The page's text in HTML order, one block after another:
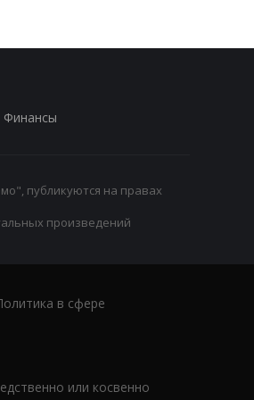
Финансы
публикуются на правах
произведений
в сфере
или косвенно